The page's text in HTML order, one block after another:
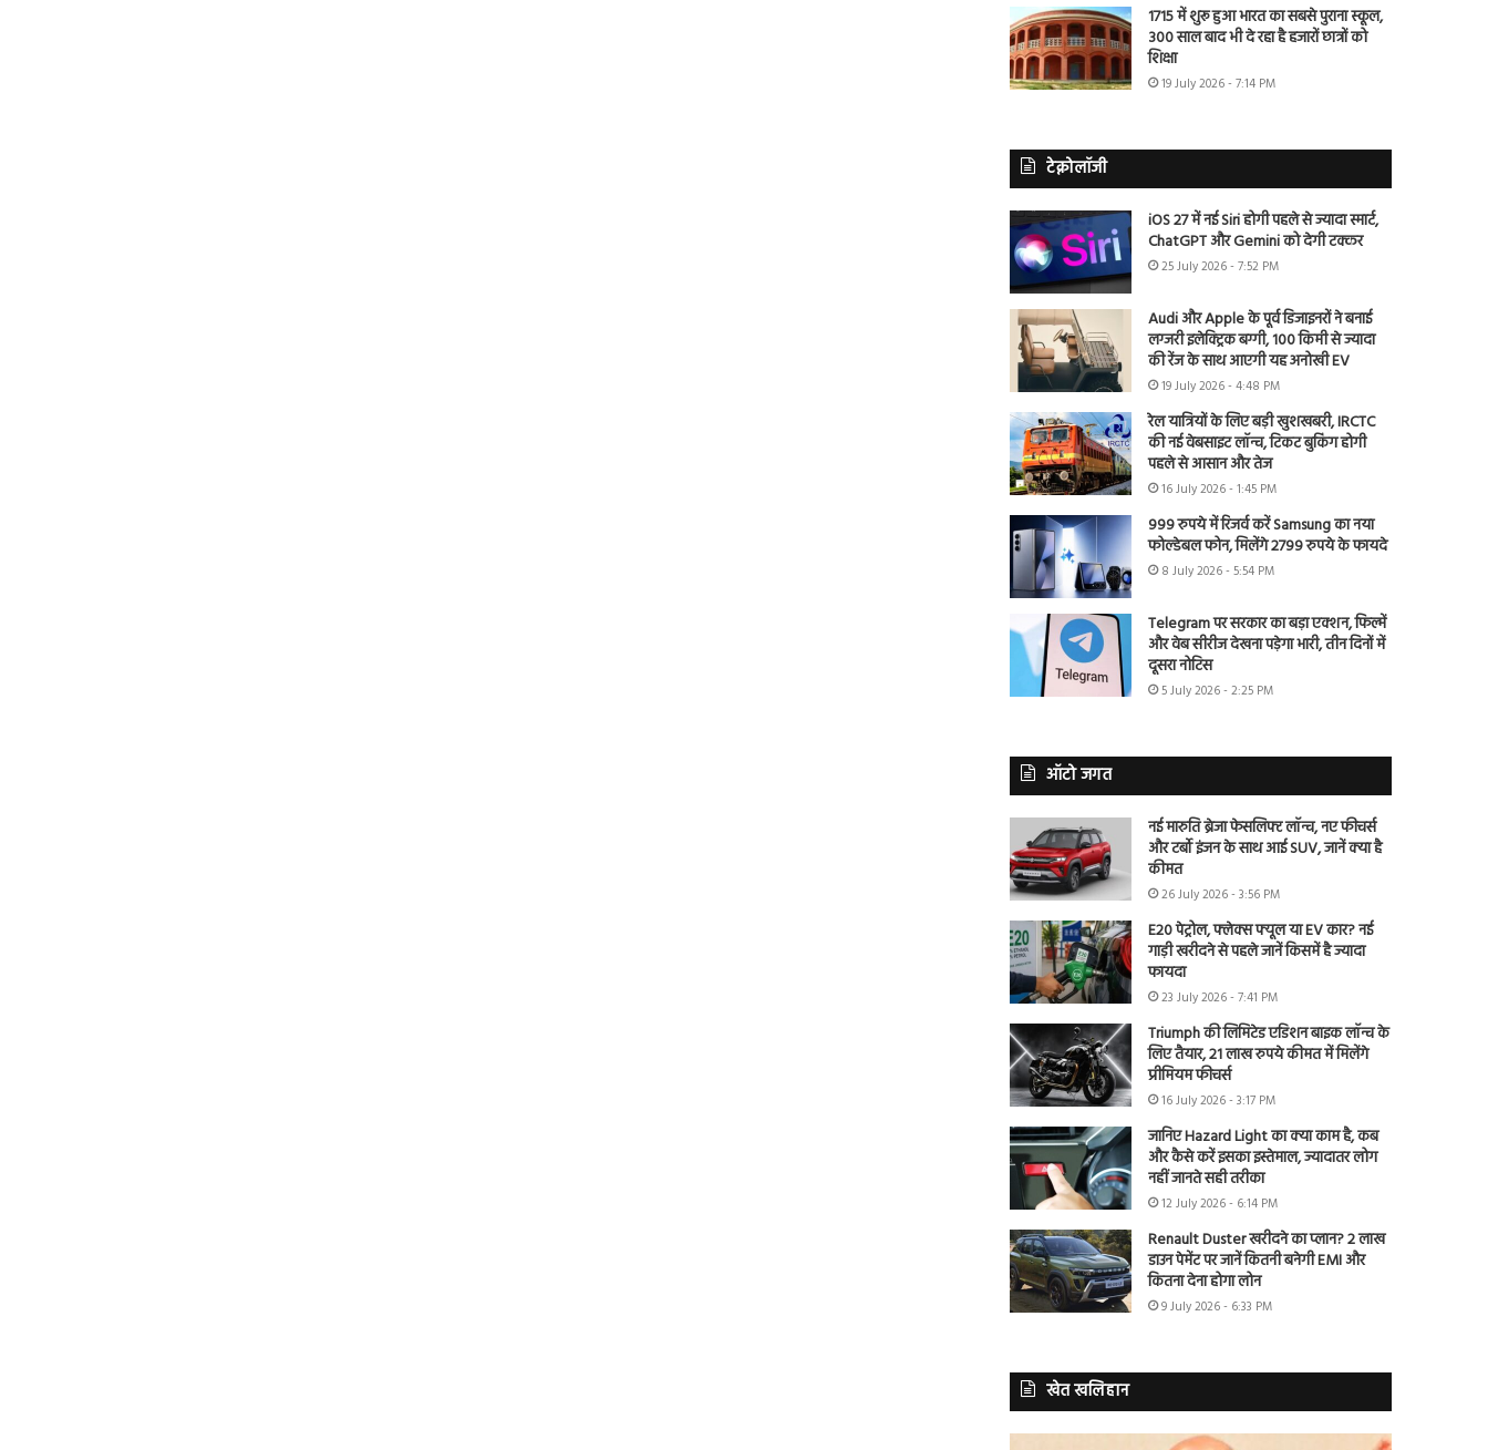
1715 में शुरू हुआ भारत का सबसे पुराना स्कूल,
300 साल बाद भी दे रहा है हजारों छात्रों को
शिक्षा
19 July 2026 - 7:14 PM
टेक्नोलॉजी
iOS 27 में नई Siri होगी पहले से ज्यादा स्मार्ट,
ChatGPT और Gemini को देगी टक्कर
25 July 2026 - 7:52 PM
Audi और Apple के पूर्व डिजाइनरों ने बनाई
लग्जरी इलेक्ट्रिक बग्गी, 100 किमी से ज्यादा
की रेंज के साथ आएगी यह अनोखी EV
19 July 2026 - 4:48 PM
रेल यात्रियों के लिए बड़ी खुशखबरी, IRCTC
की नई वेबसाइट लॉन्च, टिकट बुकिंग होगी
पहले से आसान और तेज
16 July 2026 - 1:45 PM
999 रुपये में रिजर्व करें Samsung का नया
फोल्डेबल फोन, मिलेंगे 2799 रुपये के फायदे
8 July 2026 - 5:54 PM
Telegram पर सरकार का बड़ा एक्शन, फिल्में
और वेब सीरीज देखना पड़ेगा भारी, तीन दिनों में
दूसरा नोटिस
5 July 2026 - 2:25 PM
ऑटो जगत
नई मारुति ब्रेजा फेसलिफ्ट लॉन्च, नए फीचर्स
और टर्बो इंजन के साथ आई SUV, जानें क्या है
कीमत
26 July 2026 - 3:56 PM
E20 पेट्रोल, फ्लेक्स फ्यूल या EV कार? नई
गाड़ी खरीदने से पहले जानें किसमें है ज्यादा
फायदा
23 July 2026 - 7:41 PM
Triumph की लिमिटेड एडिशन बाइक लॉन्च के
लिए तैयार, 21 लाख रुपये कीमत में मिलेंगे
प्रीमियम फीचर्स
16 July 2026 - 3:17 PM
जानिए Hazard Light का क्या काम है, कब
और कैसे करें इसका इस्तेमाल, ज्यादातर लोग
नहीं जानते सही तरीका
12 July 2026 - 6:14 PM
Renault Duster खरीदने का प्लान? 2 लाख
डाउन पेमेंट पर जानें कितनी बनेगी EMI और
कितना देना होगा लोन
9 July 2026 - 6:33 PM
खेत खलिहान